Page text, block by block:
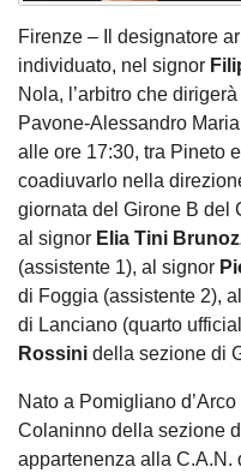
Firenze – Il designatore
individuato, nel signor
Nola, l’arbitro che
Pavone-Alessandro
alle ore 17:30, tra Pineto
coadiuvarlo nella
giornata del Girone B del
al signor Elia Tini
(assistente 1), al signor
di Foggia (assistente 2),
di Lanciano (quarto
Rossini della sezione di
Nato a Pomigliano
Colaninno della sezione
appartenenza alla C.A.N.